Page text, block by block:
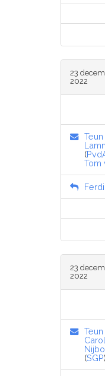
23
2022
(
Tom
23
2022
(SGP),